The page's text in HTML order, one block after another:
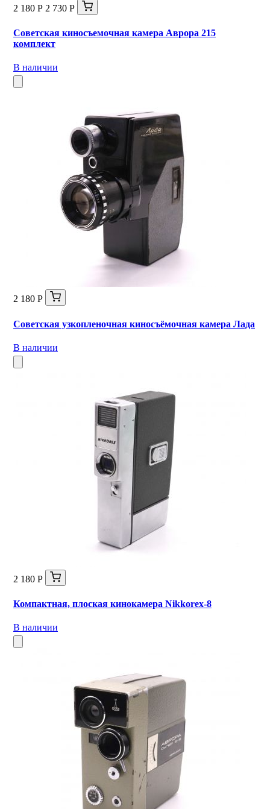
2 180 Р 2 730 Р
Советская киносъемочная камера Аврора 215
комплект
В наличии
2 180 Р
Советская узкопленочная киносъёмочная камера Лада
В наличии
2 180 Р
Компактная, плоская кинокамера Nikkorex-8
В наличии